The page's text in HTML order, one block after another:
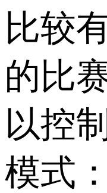
比较
的比
以控
模式